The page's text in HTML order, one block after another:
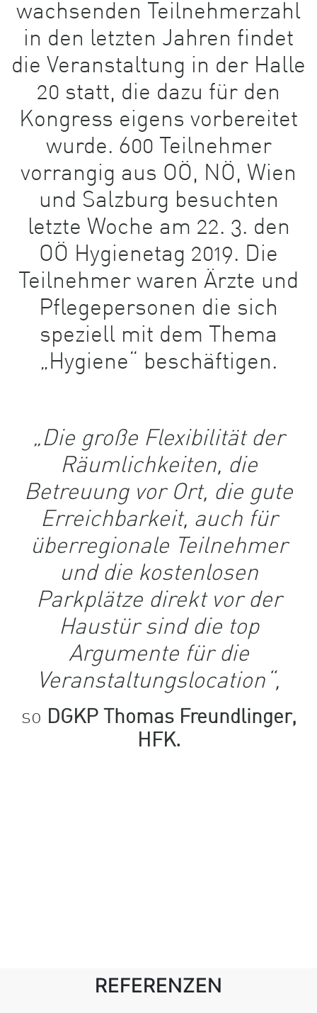
wachsenden Teilnehmerzahl
in den letzten Jahren findet
die Veranstaltung in der Halle
20 statt, die dazu für den
Kongress eigens vorbereitet
wurde. 600 Teilnehmer
vorrangig aus OÖ, NÖ, Wien
und Salzburg besuchten
letzte Woche am 22. 3. den
OÖ Hygienetag 2019. Die
Teilnehmer waren Ärzte und
Pflegepersonen die sich
speziell mit dem Thema
„Hygiene“ beschäftigen.
„Die große Flexibilität der
Räumlichkeiten, die
Betreuung vor Ort, die gute
Erreichbarkeit, auch für
überregionale Teilnehmer
und die kostenlosen
Parkplätze direkt vor der
Haustür sind die top
Argumente für die
Veranstaltungslocation“,
so DGKP Thomas Freundlinger,
HFK.
REFERENZEN